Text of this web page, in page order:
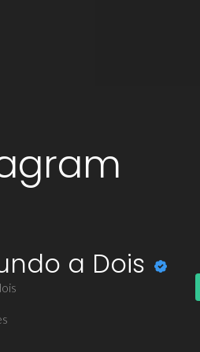
a Dois